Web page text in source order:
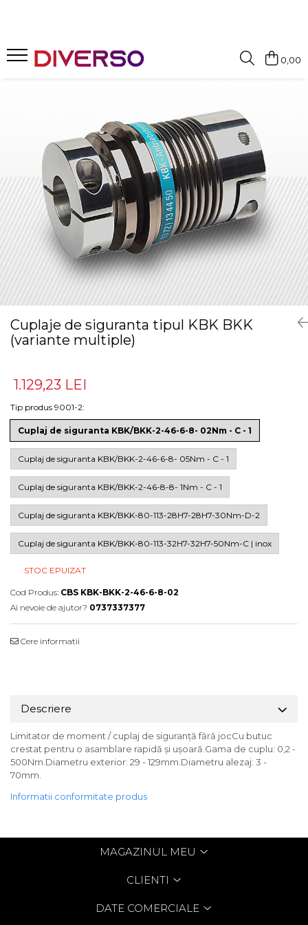
TPU
HIPS
PMMA
MULTIMATERIAL
0,00
Cuplaje de siguranta tipul KBK BKK
(variante multiple)
1.129,23 LEI
Tip produs 9001-2:
Cuplaj de siguranta KBK/BKK-2-46-6-8- 02Nm - C - 1
Cuplaj de siguranta KBK/BKK-2-46-6-8- 05Nm - C - 1
Cuplaj de siguranta KBK/BKK-2-46-8-8- 1Nm - C - 1
Cuplaj de siguranta KBK/BKK-80-113-28H7-28H7-30Nm-D-2
Cuplaj de siguranta KBK/BKK-80-113-32H7-32H7-50Nm-C | inox
STOC EPUIZAT
Cod Produs: CBS KBK-BKK-2-46-6-8-02
Ai nevoie de ajutor? 0737337377
Cere informatii
Descriere
Limitator de moment / cuplaj de siguranță fără jocCu butuc
crestat pentru o asamblare rapidă și ușoară.Gama de cuplu: 0,2 -
500Nm.Diametru exterior: 29 - 129mm.Diametru alezaj: 3 -
70mm.
Informatii conformitate produs
MAGAZINUL MEU
CLIENTI
DATE COMERCIALE